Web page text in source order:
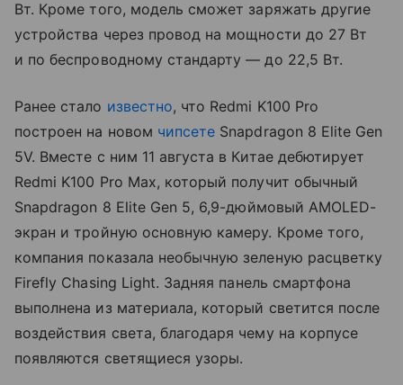
Вт. Кроме того, модель сможет заряжать другие
устройства через провод на мощности до 27 Вт
и по беспроводному стандарту — до 22,5 Вт.
Ранее стало известно, что Redmi K100 Pro
построен на новом чипсете Snapdragon 8 Elite Gen
5V. Вместе с ним 11 августа в Китае дебютирует
Redmi K100 Pro Max, который получит обычный
Snapdragon 8 Elite Gen 5, 6,9-дюймовый AMOLED-
экран и тройную основную камеру. Кроме того,
компания показала необычную зеленую расцветку
Firefly Chasing Light. Задняя панель смартфона
выполнена из материала, который светится после
воздействия света, благодаря чему на корпусе
появляются светящиеся узоры.